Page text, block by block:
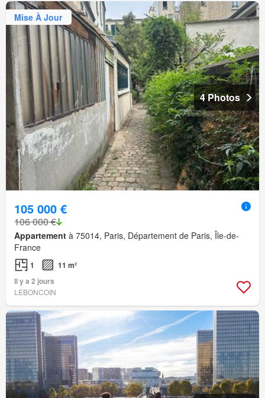
Mise À Jour
4 Photos
105 000 €
106 000 €
Appartement à 75014, Paris, Département de Paris, Île-de-
France
1
11 m²
Il y a 2 jours
LEBONCOIN